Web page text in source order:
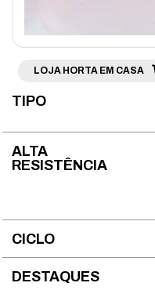
Cebola
Cebolinha
Cenoura
Coentro
Couve-chinesa
Couve-rábano
LOJA HORTA EM CASA
TIPO
ALTA
RESISTÊNCIA
CICLO
DESTAQUES